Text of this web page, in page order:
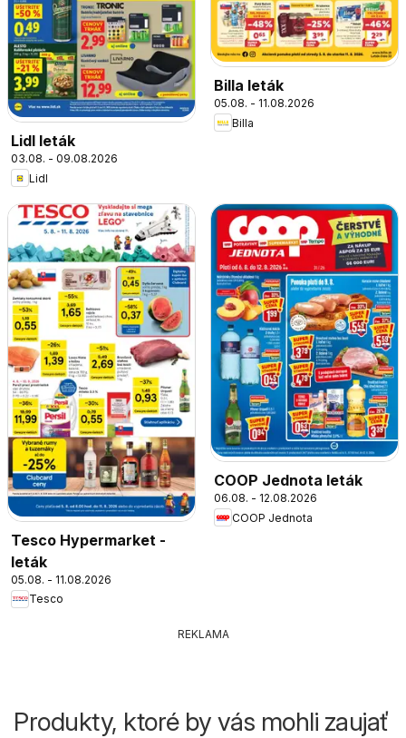
Lidl leták
03.08. - 09.08.2026
Lidl
Billa leták
05.08. - 11.08.2026
Billa
Tesco Hypermarket -
leták
05.08. - 11.08.2026
Tesco
COOP Jednota leták
06.08. - 12.08.2026
COOP Jednota
REKLAMA
Produkty, ktoré by vás mohli zaujať